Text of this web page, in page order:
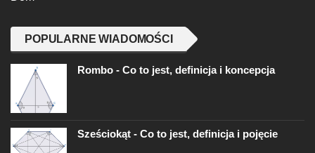
POPULARNE WIADOMOŚCI
Rombo - Co to jest, definicja i koncepcja
Sześciokąt - Co to jest, definicja i pojęcie